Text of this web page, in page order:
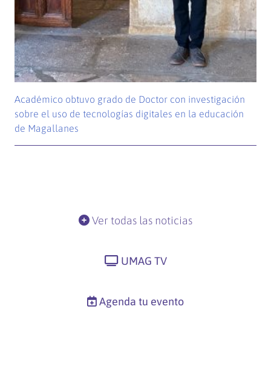
Académico obtuvo grado de Doctor con investigación
sobre el uso de tecnologías digitales en la educación
de Magallanes
Ver todas las noticias
UMAG TV
Agenda tu evento